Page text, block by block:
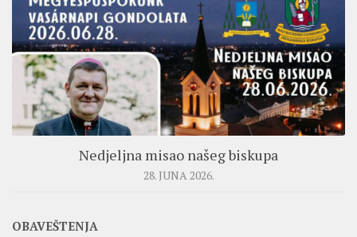
Nedjeljna misao našeg biskupa
28. JUNA 2026.
OBAVEŠTENJA